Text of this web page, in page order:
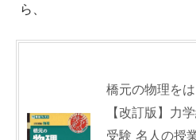
ら、
橋元の物理を
【改訂版】力
受験 名人の授